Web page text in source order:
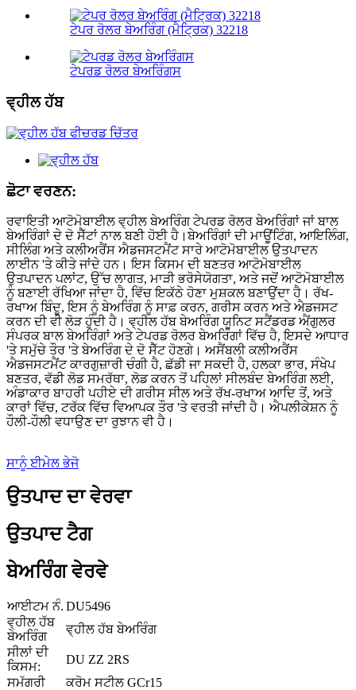
ਟੇਪਰ ਰੋਲਰ ਬੇਅਰਿੰਗ (ਮੈਟ੍ਰਿਕ) 32218
ਟੇਪਰਡ ਰੋਲਰ ਬੇਅਰਿੰਗਸ
ਵ੍ਹੀਲ ਹੱਬ
ਛੋਟਾ ਵਰਣਨ:
ਰਵਾਇਤੀ ਆਟੋਮੋਬਾਈਲ ਵ੍ਹੀਲ ਬੇਅਰਿੰਗ ਟੇਪਰਡ ਰੋਲਰ ਬੇਅਰਿੰਗਾਂ ਜਾਂ ਬਾਲ
ਬੇਅਰਿੰਗਾਂ ਦੇ ਦੋ ਸੈੱਟਾਂ ਨਾਲ ਬਣੀ ਹੋਈ ਹੈ।ਬੇਅਰਿੰਗਾਂ ਦੀ ਮਾਊਂਟਿੰਗ, ਆਇਲਿੰਗ,
ਸੀਲਿੰਗ ਅਤੇ ਕਲੀਅਰੈਂਸ ਐਡਜਸਟਮੈਂਟ ਸਾਰੇ ਆਟੋਮੋਬਾਈਲ ਉਤਪਾਦਨ
ਲਾਈਨ 'ਤੇ ਕੀਤੇ ਜਾਂਦੇ ਹਨ। ਇਸ ਕਿਸਮ ਦੀ ਬਣਤਰ ਆਟੋਮੋਬਾਈਲ
ਉਤਪਾਦਨ ਪਲਾਂਟ, ਉੱਚ ਲਾਗਤ, ਮਾੜੀ ਭਰੋਸੇਯੋਗਤਾ, ਅਤੇ ਜਦੋਂ ਆਟੋਮੋਬਾਈਲ
ਨੂੰ ਬਣਾਈ ਰੱਖਿਆ ਜਾਂਦਾ ਹੈ, ਵਿੱਚ ਇਕੱਠੇ ਹੋਣਾ ਮੁਸ਼ਕਲ ਬਣਾਉਂਦਾ ਹੈ। ਰੱਖ-
ਰਖਾਅ ਬਿੰਦੂ, ਇਸ ਨੂੰ ਬੇਅਰਿੰਗ ਨੂੰ ਸਾਫ਼ ਕਰਨ, ਗਰੀਸ ਕਰਨ ਅਤੇ ਐਡਜਸਟ
ਕਰਨ ਦੀ ਵੀ ਲੋੜ ਹੁੰਦੀ ਹੈ। ਵ੍ਹੀਲ ਹੱਬ ਬੇਅਰਿੰਗ ਯੂਨਿਟ ਸਟੈਂਡਰਡ ਐਂਗੁਲਰ
ਸੰਪਰਕ ਬਾਲ ਬੇਅਰਿੰਗਾਂ ਅਤੇ ਟੇਪਰਡ ਰੋਲਰ ਬੇਅਰਿੰਗਾਂ ਵਿੱਚ ਹੈ, ਇਸਦੇ ਆਧਾਰ
'ਤੇ ਸਮੁੱਚੇ ਤੌਰ 'ਤੇ ਬੇਅਰਿੰਗ ਦੇ ਦੋ ਸੈੱਟ ਹੋਣਗੇ। ਅਸੈਂਬਲੀ ਕਲੀਅਰੈਂਸ
ਐਡਜਸਟਮੈਂਟ ਕਾਰਗੁਜ਼ਾਰੀ ਚੰਗੀ ਹੈ, ਛੱਡੀ ਜਾ ਸਕਦੀ ਹੈ, ਹਲਕਾ ਭਾਰ, ਸੰਖੇਪ
ਬਣਤਰ, ਵੱਡੀ ਲੋਡ ਸਮਰੱਥਾ, ਲੋਡ ਕਰਨ ਤੋਂ ਪਹਿਲਾਂ ਸੀਲਬੰਦ ਬੇਅਰਿੰਗ ਲਈ,
ਅੰਡਾਕਾਰ ਬਾਹਰੀ ਪਹੀਏ ਦੀ ਗਰੀਸ ਸੀਲ ਅਤੇ ਰੱਖ-ਰਖਾਅ ਆਦਿ ਤੋਂ, ਅਤੇ
ਕਾਰਾਂ ਵਿੱਚ, ਟਰੱਕ ਵਿੱਚ ਵਿਆਪਕ ਤੌਰ 'ਤੇ ਵਰਤੀ ਜਾਂਦੀ ਹੈ। ਐਪਲੀਕੇਸ਼ਨ ਨੂੰ
ਹੌਲੀ-ਹੌਲੀ ਵਧਾਉਣ ਦਾ ਰੁਝਾਨ ਵੀ ਹੈ।
ਸਾਨੂੰ ਈਮੇਲ ਭੇਜੋ
ਉਤਪਾਦ ਦਾ ਵੇਰਵਾ
ਉਤਪਾਦ ਟੈਗ
ਬੇਅਰਿੰਗ ਵੇਰਵੇ
ਆਈਟਮ ਨੰ. DU5496
ਵ੍ਹੀਲ ਹੱਬ
ਬੇਅਰਿੰਗ
ਵ੍ਹੀਲ ਹੱਬ ਬੇਅਰਿੰਗ
ਸੀਲਾਂ ਦੀ
ਕਿਸਮ:
DU ZZ 2RS
ਸਮੱਗਰੀ
ਕਰੋਮ ਸਟੀਲ GCr15